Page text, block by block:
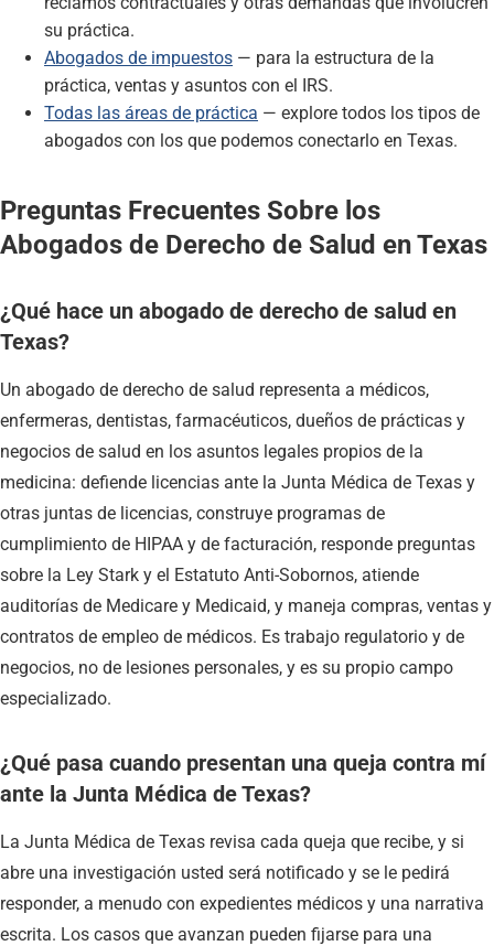
su práctica.
Abogados de impuestos — para la estructura de la
práctica, ventas y asuntos con el IRS.
Todas las áreas de práctica — explore todos los tipos de
abogados con los que podemos conectarlo en Texas.
Preguntas Frecuentes Sobre los
Abogados de Derecho de Salud en Texas
¿Qué hace un abogado de derecho de salud en
Texas?
Un abogado de derecho de salud representa a médicos,
enfermeras, dentistas, farmacéuticos, dueños de prácticas y
negocios de salud en los asuntos legales propios de la
medicina: defiende licencias ante la Junta Médica de Texas y
otras juntas de licencias, construye programas de
cumplimiento de HIPAA y de facturación, responde preguntas
sobre la Ley Stark y el Estatuto Anti-Sobornos, atiende
auditorías de Medicare y Medicaid, y maneja compras, ventas y
contratos de empleo de médicos. Es trabajo regulatorio y de
negocios, no de lesiones personales, y es su propio campo
especializado.
¿Qué pasa cuando presentan una queja contra mí
ante la Junta Médica de Texas?
La Junta Médica de Texas revisa cada queja que recibe, y si
abre una investigación usted será notificado y se le pedirá
responder, a menudo con expedientes médicos y una narrativa
escrita. Los casos que avanzan pueden fijarse para una